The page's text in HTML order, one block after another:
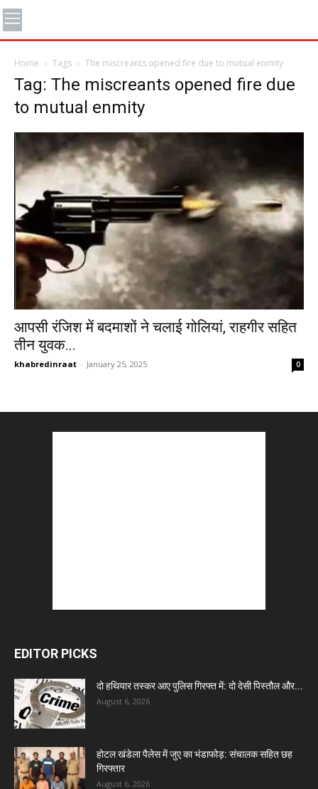
Home Tags The miscreants opened fire due to mutual enmity
Tag: The miscreants opened fire due
to mutual enmity
आपसी रंजिश में बदमाशों ने चलाई गोलियां, राहगीर सहित
तीन युवक...
khabredinraat - January 25, 2025 0
EDITOR PICKS
दो हथियार तस्कर आए पुलिस गिरफ्त में: दो देसी पिस्तौल और...
August 6, 2026
होटल खंडेला पैलेस में जुए का भंडाफोड़: संचालक सहित छह
गिरफ्तार
August 6, 2026